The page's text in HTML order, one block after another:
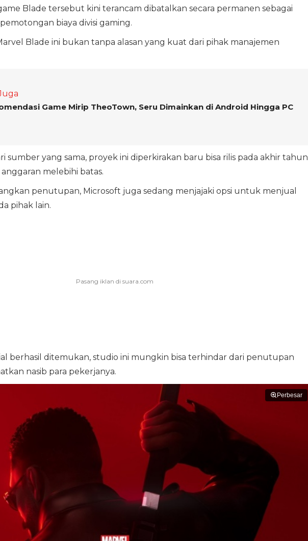
Blade tersebut kini terancam dibatalkan secara permanen sebagai
biaya divisi gaming.
Blade ini bukan tanpa alasan yang kuat dari pihak manajemen
Game Mirip TheoTown, Seru Dimainkan di Android Hingga PC
sumber yang sama, proyek ini diperkirakan baru bisa rilis pada akhir tahun
melebihi batas.
penutupan, Microsoft juga sedang menjajaki opsi untuk menjual
pihak lain.
berhasil ditemukan, studio ini mungkin bisa terhindar dari penutupan
nasib para pekerjanya.
Perbesar